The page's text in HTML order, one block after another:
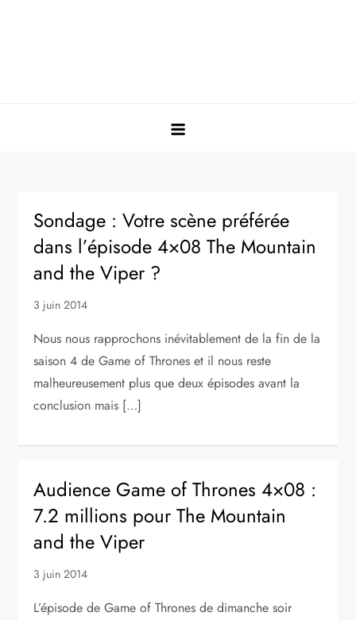
Sondage : Votre scène préférée
dans l’épisode 4×08 The Mountain
and the Viper ?
3 juin 2014
Nous nous rapprochons inévitablement de la fin de la
saison 4 de Game of Thrones et il nous reste
malheureusement plus que deux épisodes avant la
conclusion mais […]
Audience Game of Thrones 4×08 :
7.2 millions pour The Mountain
and the Viper
3 juin 2014
L’épisode de Game of Thrones de dimanche soir